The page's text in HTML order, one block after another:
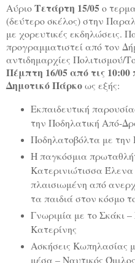
ΑύριοΤετάρτη 15/05ο
(δεύτερο σκέλος) στην
με χορευτικές εκδηλώσεις.
προγραμματιστεί από τον
αντιδημαρχίες Πολιτισμού/
Πέμπτη 16/05 από τις 10:00
Δημοτικό Πάρκοως εξής:
Εκπαιδευτική
την Ποδηλατική Από-
Ποδηλατοβόλτα με
Η παγκόσμια
Κατερινιώτισσα
πλαισιωμένη από
τα παιδιά στον κόσμο
Γνωριμία με το Σκάκι –
Κατερίνης
Ασκήσεις Κωπηλασίας
μέσα – Ναυτικός